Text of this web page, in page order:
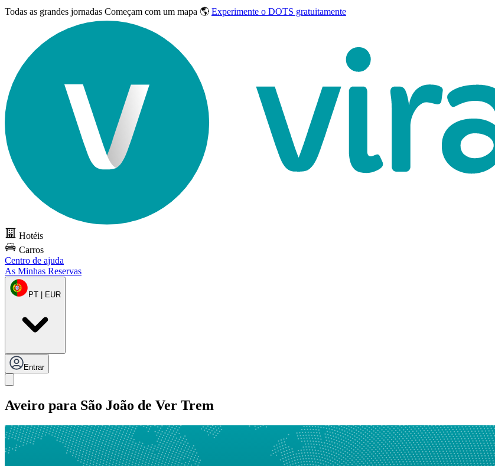
Todas as grandes jornadas Começam com um mapa 🌎 Experimente o DOTS gratuitamente
Hotéis
Carros
Centro de ajuda
As Minhas Reservas
PT | EUR
Entrar
Aveiro para São João de Ver Trem